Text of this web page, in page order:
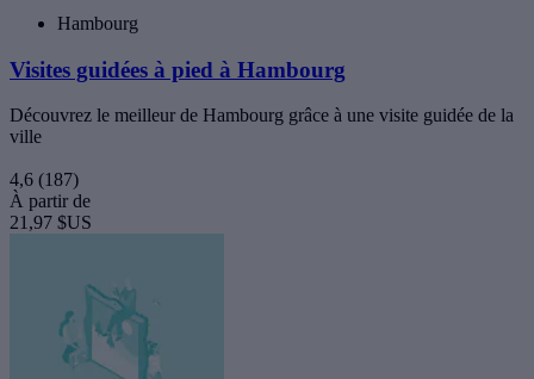
Hambourg
Visites guidées à pied à Hambourg
Découvrez le meilleur de Hambourg grâce à une visite guidée de la
ville
4,6 (187)
À partir de
21,97 $US